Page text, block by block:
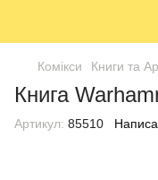
Комікси Книги та
Книга
Артикул: 85510